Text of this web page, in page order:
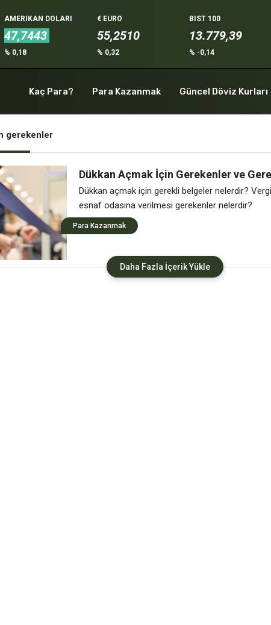
AMERIKAN DOLARI
47,7443
% 0,18
€ EURO
55,2510
% 0,32
BIST 100
13.779,39
% -0,14
Kaç Para? Para Kazanmak Güncel Döviz Kurları
gerekenler
Dükkan Açmak İçin Gerekenler ve
Dükkan açmak için gerekli belgeler nelerdir?
esnaf odasına verilmesi gerekenler nelerdir?
Para Kazanmak
Daha Fazla İçerik Yükle